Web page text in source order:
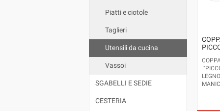
Piatti e ciotole
Taglieri
Utensili da cucina
Vassoi
SGABELLI E SEDIE
CESTERIA